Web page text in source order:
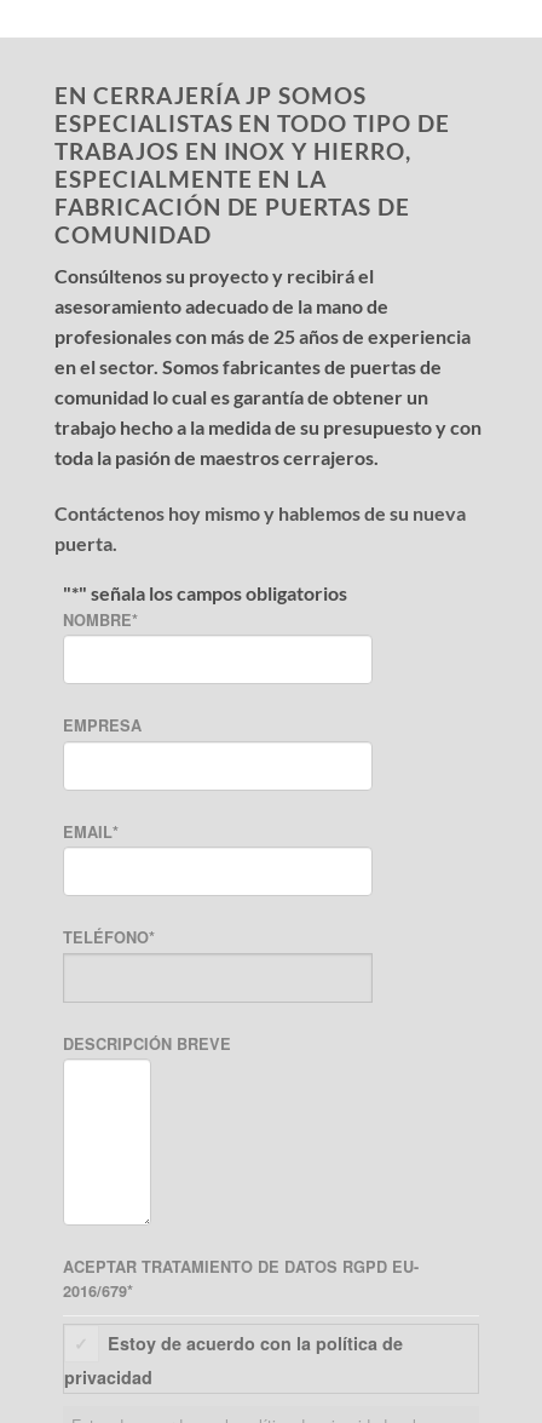
EN CERRAJERÍA JP SOMOS
ESPECIALISTAS EN TODO TIPO DE
TRABAJOS EN INOX Y HIERRO,
ESPECIALMENTE EN LA
FABRICACIÓN DE PUERTAS DE
COMUNIDAD
Consúltenos su proyecto y recibirá el
asesoramiento adecuado de la mano de
profesionales con más de 25 años de experiencia
en el sector. Somos fabricantes de puertas de
comunidad lo cual es garantía de obtener un
trabajo hecho a la medida de su presupuesto y con
toda la pasión de maestros cerrajeros.
Contáctenos hoy mismo y hablemos de su nueva
puerta.
"*" señala los campos obligatorios
NOMBRE*
EMPRESA
EMAIL*
TELÉFONO*
DESCRIPCIÓN BREVE
ACEPTAR TRATAMIENTO DE DATOS RGPD EU-
2016/679*
Estoy de acuerdo con la política de
privacidad